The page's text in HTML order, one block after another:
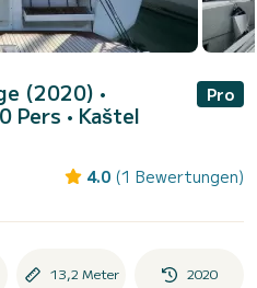
(2020) •
Pers • Kaštel
Pro
4.0 (1 Bewertungen)
13,2 Meter 2020